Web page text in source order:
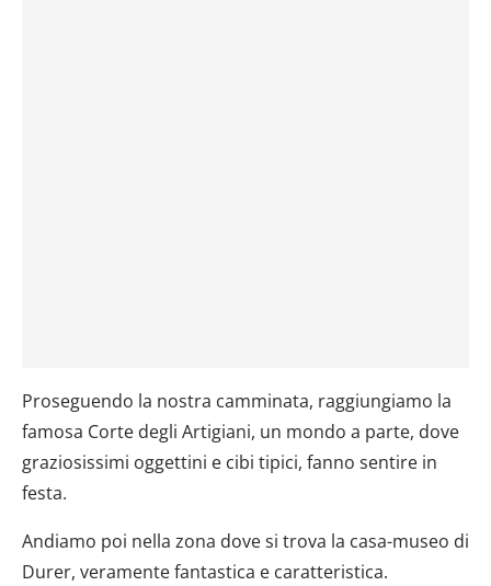
Proseguendo la nostra camminata, raggiungiamo la
famosa Corte degli Artigiani, un mondo a parte, dove
graziosissimi oggettini e cibi tipici, fanno sentire in
festa.
Andiamo poi nella zona dove si trova la casa-museo di
Durer, veramente fantastica e caratteristica.